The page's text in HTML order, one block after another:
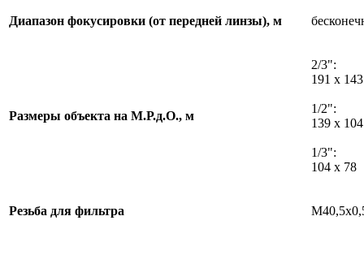
Диапазон фокусировки (от передней линзы), м
Размеры объекта на М.Р.д.О., м
2/3":
191 x 143
1/2":
139 x 104
1/3":
104 x 78
Резьба для фильтра